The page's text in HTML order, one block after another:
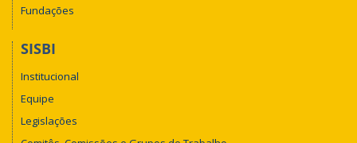
Fundações
SISBI
Institucional
Equipe
Legislações